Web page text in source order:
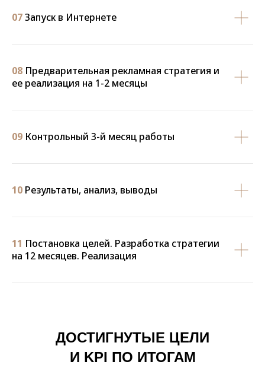
07Запуск в Интернете
08 Предварительная рекламная стратегия и
ее реализация на 1-2 месяцы
09 Контрольный 3-й месяц работы
10 Результаты, анализ, выводы
11 Постановка целей. Разработка стратегии
на 12 месяцев. Реализация
ДОСТИГНУТЫЕ ЦЕЛИ
И KPI ПО ИТОГАМ